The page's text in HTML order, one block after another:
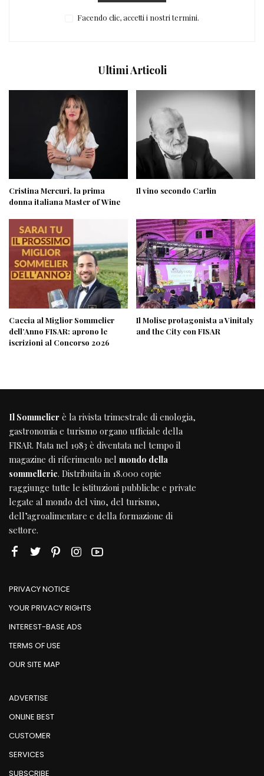
Facendo clic, accetti i nostri termini.
Ultimi Articoli
Cristina Mercuri, la prima
donna italiana Master of Wine
Il vino secondo Carlin
Caccia al Miglior Sommelier
dell’Anno FISAR: aprono le
iscrizioni al Concorso 2026
Il Molise protagonista a Vinitaly
and the City con FISAR
Il Sommelier è la rivista trimestrale di enologia,
gastronomia e turismo organo ufficiale della
FISAR. Nata nel 1983 è diventata nel tempo il
magazine di riferimento nel mondo della
sommellerie. Distribuita in 18.000 copie
raggiunge tutte le istituzioni pubbliche e private
legate al mondo del vino, del turismo,
dell’agroalimentare e della formazione di
settore.
PRIVACY NOTICE
YOUR PRIVACY RIGHTS
INTEREST-BASE ADS
TERMS OF USE
OUR SITE MAP
ADVERTISE
ONLINE BEST
CUSTOMER
SERVICES
SUBSCRIBE